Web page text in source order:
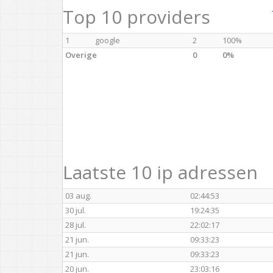
Top 10 providers
1 google 2
100%
Overige
0 0%
Laatste 10 ip adressen
03 aug.
02:44:53
30 jul.
19:24:35
28 jul.
22:02:17
21 jun.
09:33:23
21 jun.
09:33:23
20 jun.
23:03:16